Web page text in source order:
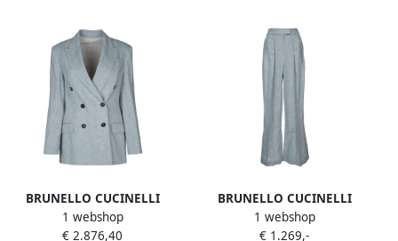
BRUNELLO CUCINELLI
Dubbelrijige blazers en
vesten Blue Dames
1 webshop
€ 2.876,40
BRUNELLO CUCINELLI
Stijlvolle broeken voor
mannen Blue Dames
1 webshop
€ 1.269,-